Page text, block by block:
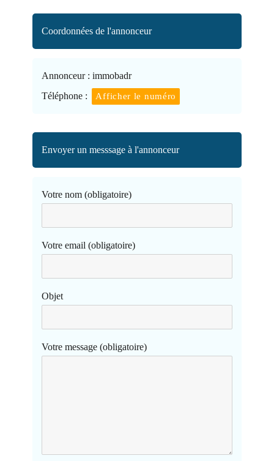
Coordonnées de l'annonceur
Annonceur : immobadr
Téléphone :
Afficher le numéro
Envoyer un messsage à l'annonceur
Votre nom (obligatoire)
Votre email (obligatoire)
Objet
Votre message (obligatoire)